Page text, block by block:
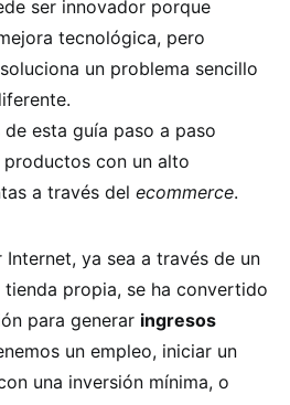
ser innovador porque
tecnológica, pero
un problema sencillo
esta guía paso a paso
con un alto
a través del ecommerce.
ya sea a través de un
tienda propia, se ha convertido
para generar ingresos
un empleo, iniciar un
una inversión mínima, o